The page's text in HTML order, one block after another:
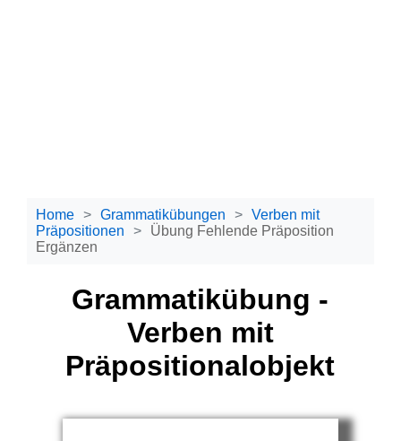
Home Grammatikübungen
Verben mit
Präpositionen
Übung Fehlende Präposition
Ergänzen
Grammatikübung -
Verben mit
Präpositionalobjekt